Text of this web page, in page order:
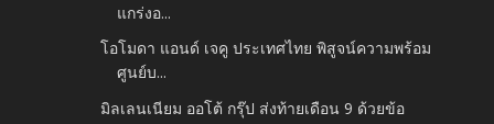
แกร่งอ...
โอโมดา แอนด์ เจคู ประเทศไทย พิสูจน์ความพร้อม
ศูนย์บ...
มิลเลนเนียม ออโต้ กรุ๊ป ส่งท้ายเดือน 9 ด้วยข้อ